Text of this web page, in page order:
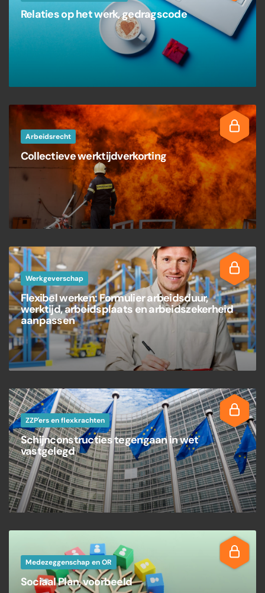
Relaties op het werk, gedragscode
Arbeidsrecht
Collectieve werktijdverkorting
Werkgeverschap
Flexibel werken: Formulier arbeidsduur,
werktijd, arbeidsplaats en arbeidszekerheid
aanpassen
ZZP'ers en flexkrachten
Schijnconstructies tegengaan in wet
vastgelegd
Medezeggenschap en OR
Sociaal Plan, voorbeeld